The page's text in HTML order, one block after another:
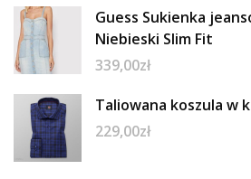
Guess Sukienka
Niebieski Slim Fit
339,00zł
Taliowana koszula w
229,00zł